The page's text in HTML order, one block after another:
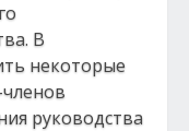
В
некоторые
руководства